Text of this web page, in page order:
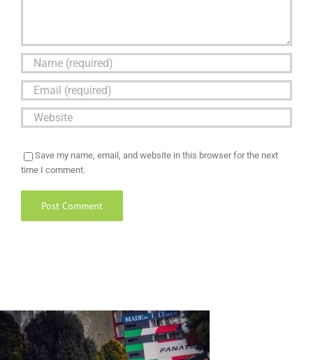
Save my name, email, and website in this browser for the next
time I comment.